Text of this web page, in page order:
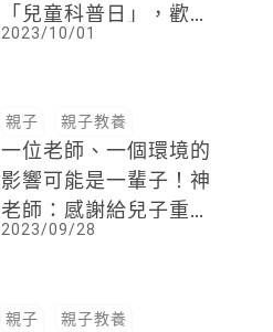
「兒童科普日」，歡迎
學齡兒童參加！
2023/10/01
親子 親子教養
一位老師、一個環境的
影響可能是一輩子！神
老師：感謝給兒子重新
開始機會和無限可能的
2023/09/28
親子 親子教養